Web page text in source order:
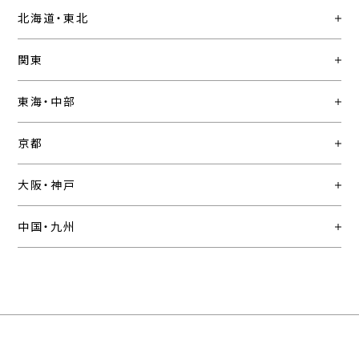
北海道・東北
関東
東海・中部
京都
大阪・神戸
中国・九州